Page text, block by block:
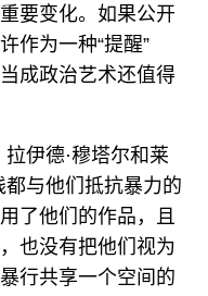
要变化。如果公开
作为一种“提醒”
成政治艺术还值得
伊德·穆塔尔和莱
都与他们抵抗暴力的
了他们的作品，且
也没有把他们视为
行共享一个空间的